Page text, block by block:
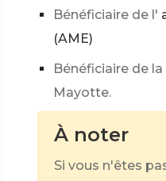
Bénéficiaire de l'
(AME)
Bénéficiaire de
Mayotte.
À noter
Si vous n'êtes